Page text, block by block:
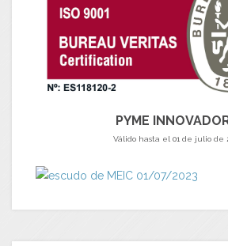
PYME
Válido hasta el 01 de julio de